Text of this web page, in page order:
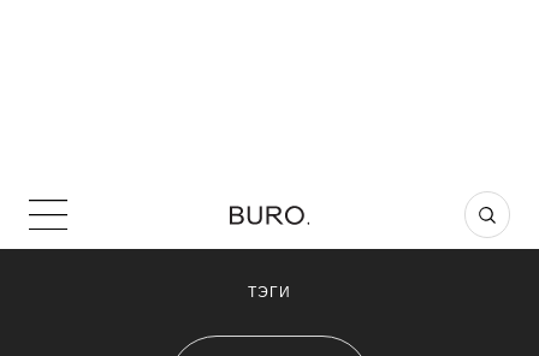
ТЭГИ